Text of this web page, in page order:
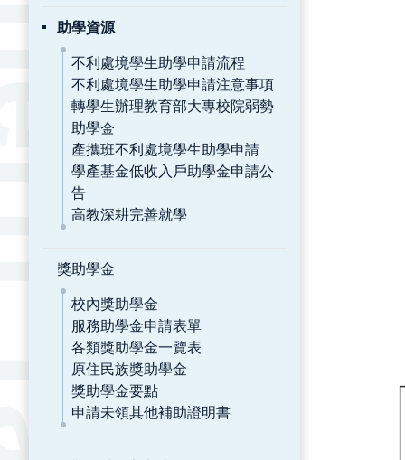
助學資源
不利處境學生助學申請流程
不利處境學生助學申請注意事項
轉學生辦理教育部大專校院弱勢
助學金
產攜班不利處境學生助學申請
學產基金低收入戶助學金申請公
告
高教深耕完善就學
獎助學金
校內獎助學金
服務助學金申請表單
各類獎助學金一覽表
原住民族獎助學金
獎助學金要點
申請未領其他補助證明書